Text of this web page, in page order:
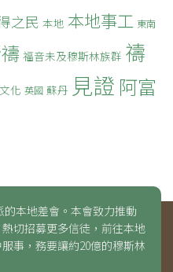
之民 本地 本地事工 東南
福音未及穆斯林族群 禱
化 英國 蘇丹 見證 阿富
的本地差會。本會致力推動
切招募更多信徒，前往本地
事，務要讓約20億的穆斯林